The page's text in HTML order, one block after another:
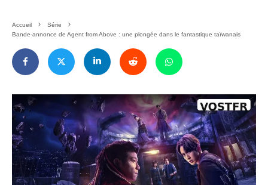
Accueil
Série
Bande-annonce de Agent from Above : une plongée dans le fantastique taïwanais